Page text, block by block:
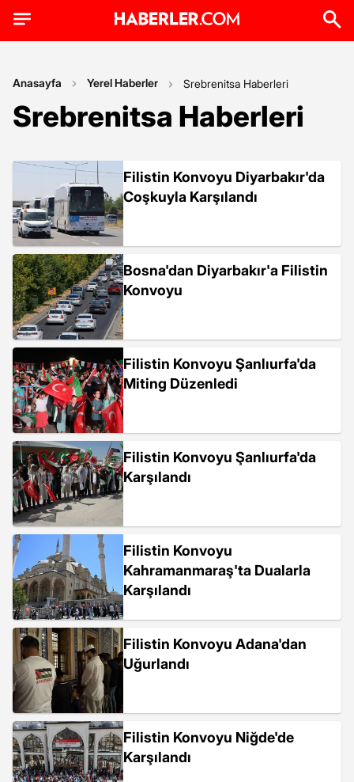
Anasayfa Yerel Haberler Srebrenitsa Haberleri
Srebrenitsa Haberleri
Filistin Konvoyu Diyarbakır'da
Coşkuyla Karşılandı
Bosna'dan Diyarbakır'a Filistin
Konvoyu
Filistin Konvoyu Şanlıurfa'da
Miting Düzenledi
Filistin Konvoyu Şanlıurfa'da
Karşılandı
Filistin Konvoyu
Kahramanmaraş'ta Dualarla
Karşılandı
Filistin Konvoyu Adana'dan
Uğurlandı
Filistin Konvoyu Niğde'de
Karşılandı